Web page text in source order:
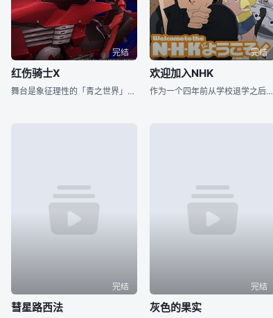
完结
红伤骑士X
舞台是象征理性的「青之世界」，然而正在遭受由本能支配的「红之世界」的生命体NightflyO’Note的袭击与侵略。17岁的主人公麻黄Akira就职为青之世界研究员，随后因为能力出众而被提拔为最前
完结
欢迎加入NHK
作为一个四年前从学校退学之后就一直靠啃老来过活的死宅男佐藤达广（小泉豊 配音）来说，今天也是家里蹲的一天。突然间，一阵敲门声打破了他的日常妄想。打开门，出现在门口的美少女让佐藤简直不敢相信自己的眼
完结
彗星路西法
完结
灰色的果实